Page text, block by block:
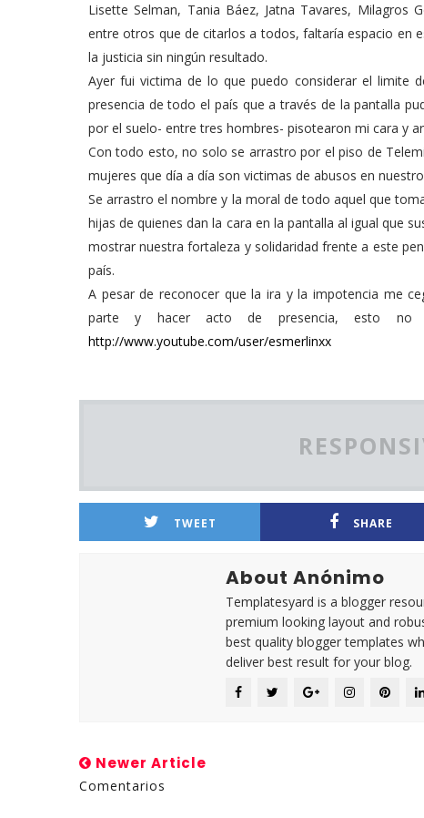
Lisette Selman, Tania Báez, Jatna Tavares, Milagros
entre otros que de citarlos a todos, faltaría espacio en
la justicia sin ningún resultado.
Ayer fui victima de lo que puedo considerar el limite
presencia de todo el país que a través de la pantalla
por el suelo- entre tres hombres- pisotearon mi cara y
Con todo esto, no solo se arrastro por el piso de
mujeres que día a día son victimas de abusos en
Se arrastro el nombre y la moral de todo aquel que
hijas de quienes dan la cara en la pantalla al igual que
mostrar nuestra fortaleza y solidaridad frente a este
país.
A pesar de reconocer que la ira y la impotencia me
parte y hacer acto de presencia, esto no
http://www.youtube.com/user/esmerlinxx
TWEET SHARE
About Anónimo
Templatesyard is a blogger
premium looking layout and
best quality blogger templates
deliver best result for your blog.
Newer Article
Comentarios